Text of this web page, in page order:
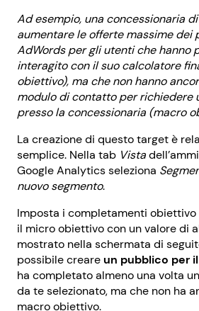
Ad esempio, una concessionaria
aumentare le offerte massime dei
AdWords per gli utenti che hanno
interagito con il suo calcolatore
obiettivo), ma che non hanno
modulo di contatto per richiedere
presso la concessionaria (macro
La creazione di questo target è
semplice. Nella tab Vista
Google Analytics seleziona
nuovo segmento.
Imposta i completamenti obiettivo
il micro obiettivo con un valore di
mostrato nella schermata di
possibile creareun pubblico per
ha completato almeno una volta
da te selezionato, ma che non ha
macro obiettivo.